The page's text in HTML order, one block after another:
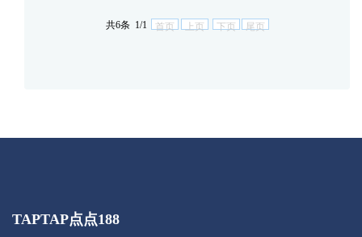
共6条 1/1 首页 上页 下页 尾页
TAPTAP点点188